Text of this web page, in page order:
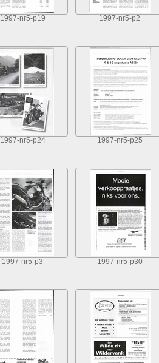
1997-nr5-p19 1997-nr5-p2
1997-nr5-p24 1997-nr5-p25
1997-nr5-p3 1997-nr5-p30